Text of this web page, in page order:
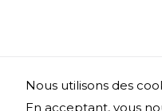
Nous utilisons des
En acceptant, vous